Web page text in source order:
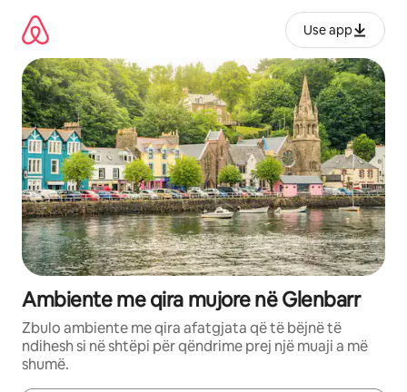
përmbajtja
Use app
Ambiente me qira mujore në Glenbarr
Zbulo ambiente me qira afatgjata që të bëjnë të
ndihesh si në shtëpi për qëndrime prej një muaji a më
shumë.